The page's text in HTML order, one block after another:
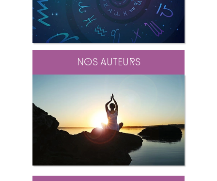
Nos auteurs